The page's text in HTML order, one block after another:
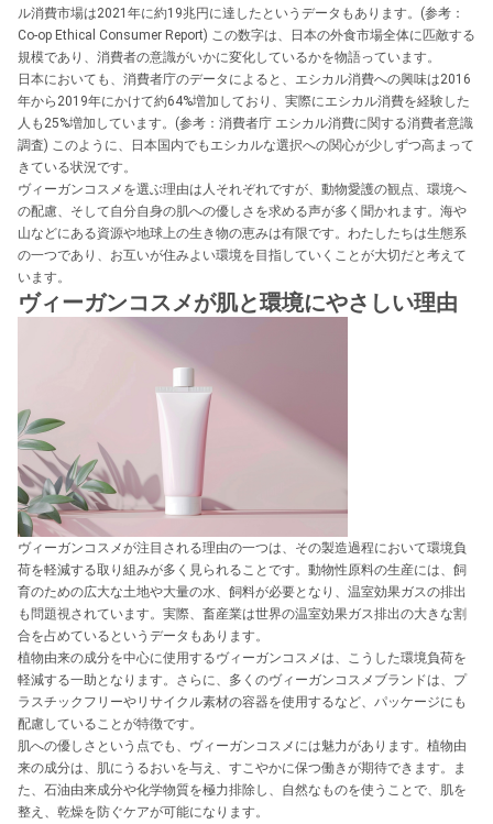
ル消費市場は2021年に約19兆円に達したというデータもあります。(参考：
Co-op Ethical Consumer Report) この数字は、日本の外食市場全体に匹敵する
規模であり、消費者の意識がいかに変化しているかを物語っています。
日本においても、消費者庁のデータによると、エシカル消費への興味は2016
年から2019年にかけて約64%増加しており、実際にエシカル消費を経験した
人も25%増加しています。(参考：消費者庁 エシカル消費に関する消費者意識
調査) このように、日本国内でもエシカルな選択への関心が少しずつ高まって
きている状況です。
ヴィーガンコスメを選ぶ理由は人それぞれですが、動物愛護の観点、環境へ
の配慮、そして自分自身の肌への優しさを求める声が多く聞かれます。海や
山などにある資源や地球上の生き物の恵みは有限です。わたしたちは生態系
の一つであり、お互いが住みよい環境を目指していくことが大切だと考えて
います。
ヴィーガンコスメが肌と環境にやさしい理由
ヴィーガンコスメが注目される理由の一つは、その製造過程において環境負
荷を軽減する取り組みが多く見られることです。動物性原料の生産には、飼
育のための広大な土地や大量の水、飼料が必要となり、温室効果ガスの排出
も問題視されています。実際、畜産業は世界の温室効果ガス排出の大きな割
合を占めているというデータもあります。
植物由来の成分を中心に使用するヴィーガンコスメは、こうした環境負荷を
軽減する一助となります。さらに、多くのヴィーガンコスメブランドは、プ
ラスチックフリーやリサイクル素材の容器を使用するなど、パッケージにも
配慮していることが特徴です。
肌への優しさという点でも、ヴィーガンコスメには魅力があります。植物由
来の成分は、肌にうるおいを与え、すこやかに保つ働きが期待できます。ま
た、石油由来成分や化学物質を極力排除し、自然なものを使うことで、肌を
整え、乾燥を防ぐケアが可能になります。